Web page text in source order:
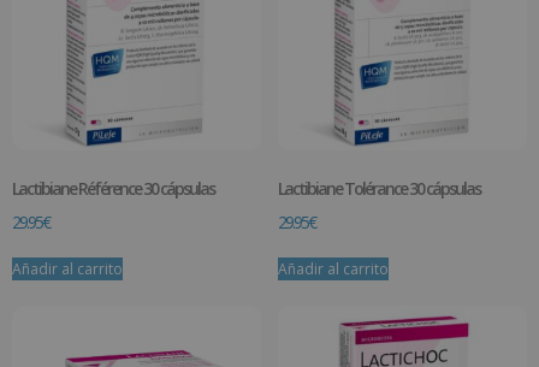
Lactibiane Référence 30 cápsulas
29.95€
Añadir al carrito
Lactibiane Tolérance 30 cápsulas
29.95€
Añadir al carrito